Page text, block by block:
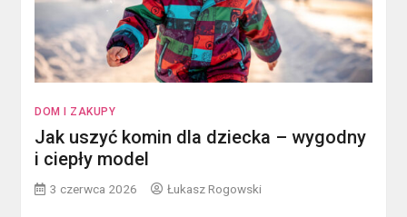
DOM I ZAKUPY
Jak uszyć komin dla dziecka – wygodny
i ciepły model
3 czerwca 2026 Łukasz Rogowski